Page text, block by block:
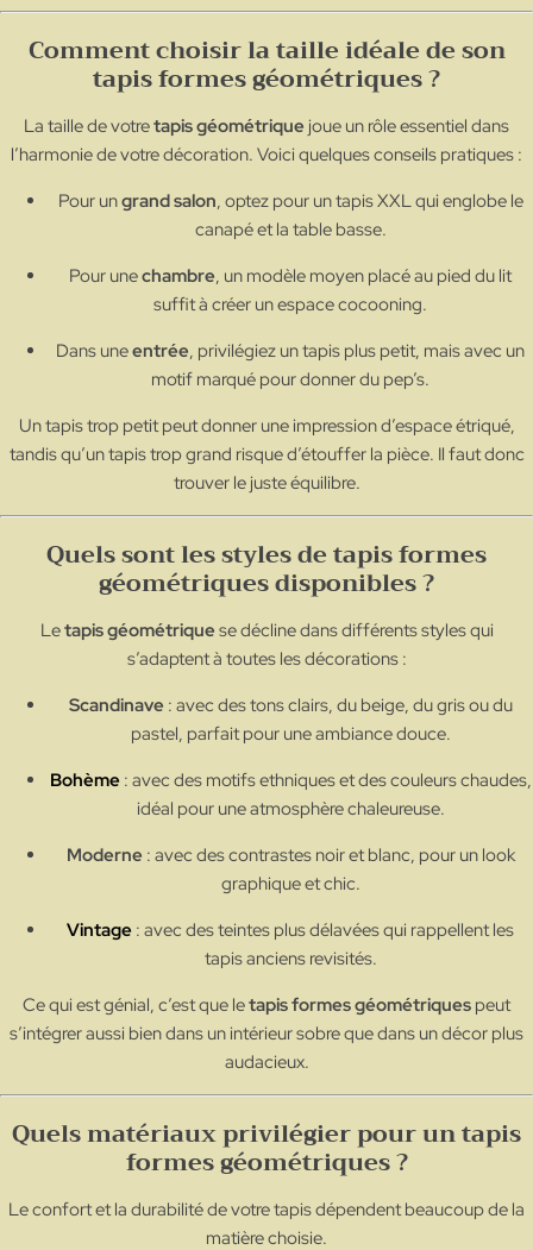
Comment choisir la taille idéale de son
tapis formes géométriques ?
La taille de votretapis géométrique joue un rôle essentiel dans
l’harmonie de votre décoration. Voici quelques conseils pratiques :
Pour ungrand salon, optez pour un tapis XXL qui englobe le
canapé et la table basse.
Pour unechambre, un modèle moyen placé au pied du lit
suffit à créer un espace cocooning.
Dans uneentrée, privilégiez un tapis plus petit, mais avec un
motif marqué pour donner du pep’s.
Un tapis trop petit peut donner une impression d’espace étriqué,
tandis qu’un tapis trop grand risque d’étouffer la pièce. Il faut donc
trouver le juste équilibre.
Quels sont les styles de tapis formes
géométriques disponibles ?
Letapis géométrique se décline dans différents styles qui
s’adaptent à toutes les décorations :
Scandinave : avec des tons clairs, du beige, du gris ou du
pastel, parfait pour une ambiance douce.
Bohème: avec des motifs ethniques et des couleurs chaudes,
idéal pour une atmosphère chaleureuse.
Moderne : avec des contrastes noir et blanc, pour un look
graphique et chic.
Vintage : avec des teintes plus délavées qui rappellent les
tapis anciens revisités.
Ce qui est génial, c’est que letapis formes géométriques peut
s’intégrer aussi bien dans un intérieur sobre que dans un décor plus
audacieux.
Quels matériaux privilégier pour un tapis
formes géométriques ?
Le confort et la durabilité de votre tapis dépendent beaucoup de la
matière choisie.